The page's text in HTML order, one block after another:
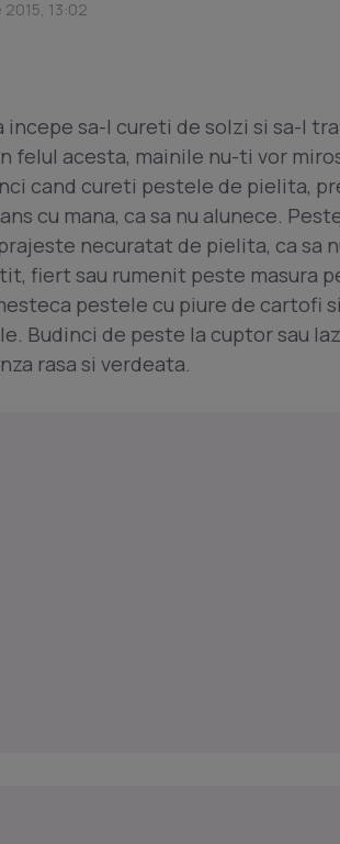
13:02
incepe sa-l cureti de solzi si sa-l
felul acesta, mainile nu-ti vor
cand cureti pestele de pielita,
cu mana, ca sa nu alunece.
necuratat de pielita, ca sa
fiert sau rumenit peste masura
pestele cu piure de cartofi
Budinci de peste la cuptor sau
rasa si verdeata.